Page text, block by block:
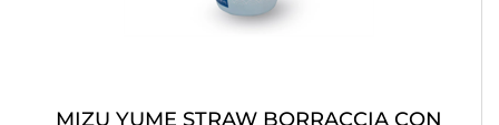
MIZU YUME STRAW BORRACCIA CON